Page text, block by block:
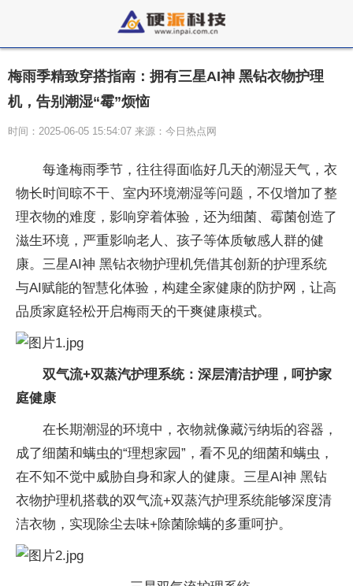
梅雨季精致穿搭指南：拥有三星AI神 黑钻衣物护理
机，告别潮湿“霉”烦恼
时间：2025-06-05 15:54:07 来源：今日热点网
每逢梅雨季节，往往得面临好几天的潮湿天气，衣
物长时间晾不干、室内环境潮湿等问题，不仅增加了整
理衣物的难度，影响穿着体验，还为细菌、霉菌创造了
滋生环境，严重影响老人、孩子等体质敏感人群的健
康。三星AI神 黑钻衣物护理机凭借其创新的护理系统
与AI赋能的智慧化体验，构建全家健康的防护网，让高
品质家庭轻松开启梅雨天的干爽健康模式。
双气流+双蒸汽护理系统：深层清洁护理，呵护家
庭健康
在长期潮湿的环境中，衣物就像藏污纳垢的容器，
成了细菌和螨虫的“理想家园”，看不见的细菌和螨虫，
在不知不觉中威胁自身和家人的健康。三星AI神 黑钻
衣物护理机搭载的双气流+双蒸汽护理系统能够深度清
洁衣物，实现除尘去味+除菌除螨的多重呵护。